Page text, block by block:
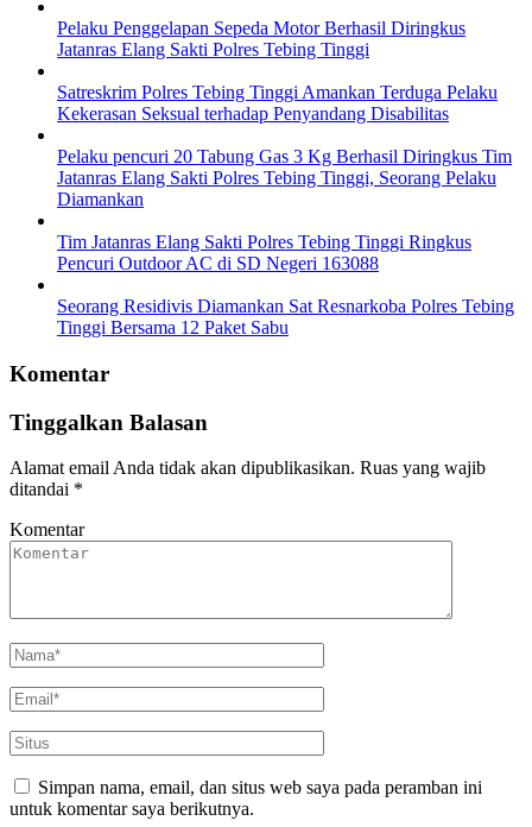
Pelaku Penggelapan Sepeda Motor Berhasil Diringkus
Jatanras Elang Sakti Polres Tebing Tinggi
Satreskrim Polres Tebing Tinggi Amankan Terduga Pelaku
Kekerasan Seksual terhadap Penyandang Disabilitas
Pelaku pencuri 20 Tabung Gas 3 Kg Berhasil Diringkus Tim
Jatanras Elang Sakti Polres Tebing Tinggi, Seorang Pelaku
Diamankan
Tim Jatanras Elang Sakti Polres Tebing Tinggi Ringkus
Pencuri Outdoor AC di SD Negeri 163088
Seorang Residivis Diamankan Sat Resnarkoba Polres Tebing
Tinggi Bersama 12 Paket Sabu
Komentar
Tinggalkan Balasan
Alamat email Anda tidak akan dipublikasikan. Ruas yang wajib
ditandai *
Komentar
Simpan nama, email, dan situs web saya pada peramban ini
untuk komentar saya berikutnya.